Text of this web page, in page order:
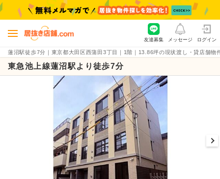
蓮沼駅徒歩7分｜東京都大田区西蒲田3丁目｜1階｜13.86坪の現状渡し・貸店舗
友達募集 メッセージ ログイン
東急池上線蓮沼駅より徒歩7分